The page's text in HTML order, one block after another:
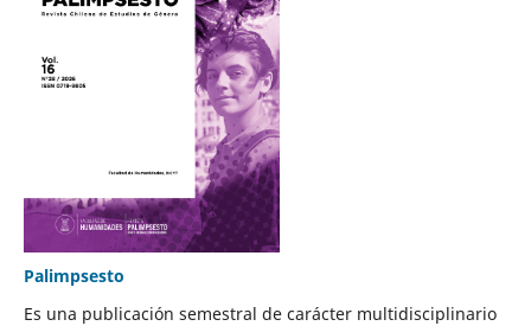
Palimpsesto
Es una publicación semestral de carácter multidisciplinario